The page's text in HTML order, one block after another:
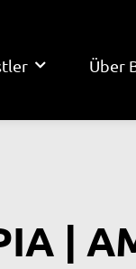
Über
|